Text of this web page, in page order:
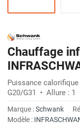
Chauffage
Puissance
G20/G31 • Allure : 1
Marque :Schwank
Modèle :